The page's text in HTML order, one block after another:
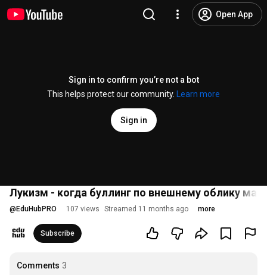
Open App
Sign in to confirm you’re not a bot
This helps protect our community.
Learn more
Sign in
Лукизм - когда буллинг по внешнему облику
@ EduHubPRO 107 views Streamed 11 months ago more
Subscribe
Comments 3